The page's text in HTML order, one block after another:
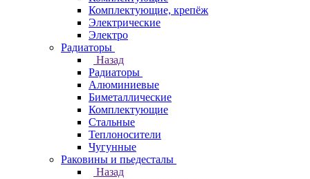
Комплектующие, крепёж
Электрические
Электро
Радиаторы
Назад
Радиаторы
Алюминиевые
Биметаллические
Комплектующие
Стальные
Теплоносители
Чугунные
Раковины и пьедесталы
Назад